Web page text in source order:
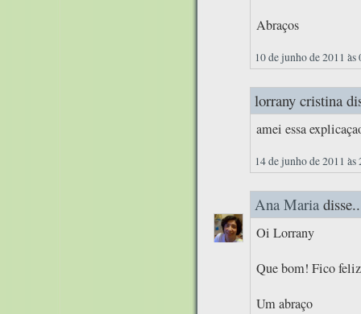
Abraços
10 de junho de 2011 às
lorrany cristina
amei essa
14 de junho de 2011 às
Ana Maria
Oi Lorrany
Que bom! Fico
Um abraço